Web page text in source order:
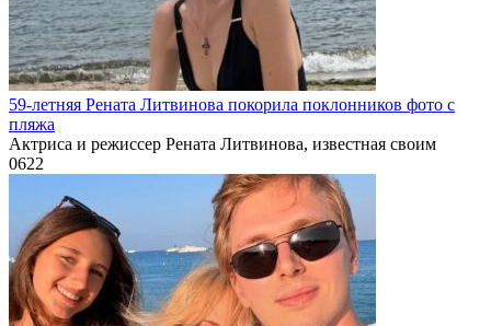
59-летняя Рената Литвинова покорила поклонников фото с
пляжа
Актриса и режиссер Рената Литвинова, известная своим
0622